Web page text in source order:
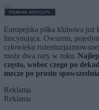
Europejska piłka klubowa już
fascynująca. Owszem,
człowieku
może dwa razy w roku.
często, wobec czego po
mecze po prostu
Reklama
Reklama